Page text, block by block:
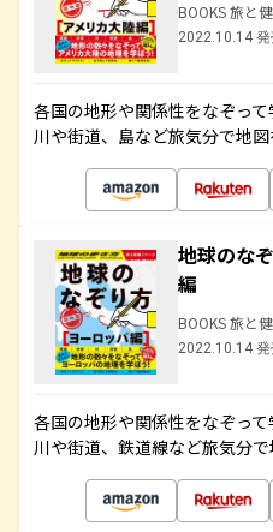
BOOKS 旅と
2022.10.14
各国の地形や関係性をなぞって
川や街道、島など旅気分で地
地球のな
編
BOOKS 旅と
2022.10.14
各国の地形や関係性をなぞって
川や街道、鉄道線など旅気分